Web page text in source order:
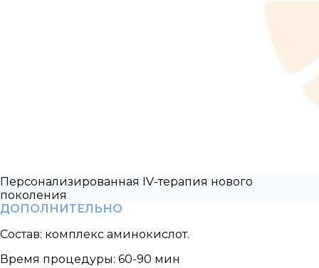
Персонализированная IV-терапия нового
поколения
ДОПОЛНИТЕЛЬНО
Состав: комплекс аминокислот.
Время процедуры: 60-90 мин